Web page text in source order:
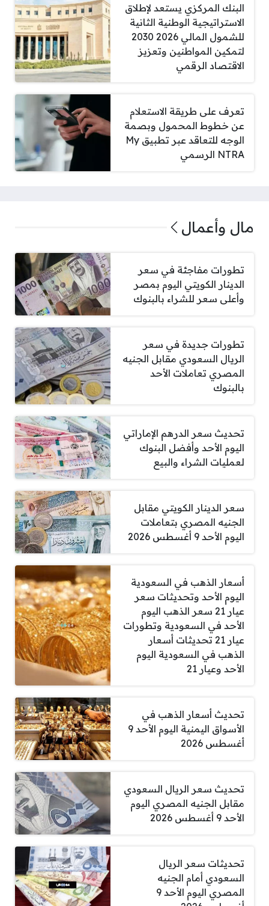
البنك المركزي يستعد لإطلاق
الاستراتيجية الوطنية الثانية
للشمول المالي 2026 2030
لتمكين المواطنين وتعزيز
الاقتصاد الرقمي
تعرف على طريقة الاستعلام
عن خطوط المحمول وبصمة
الوجه للتعاقد عبر تطبيق My
NTRA الرسمي
مال وأعمال
تطورات مفاجئة في سعر
الدينار الكويتي اليوم بمصر
وأعلى سعر للشراء بالبنوك
تطورات جديدة في سعر
الريال السعودي مقابل الجنيه
المصري تعاملات الأحد
بالبنوك
تحديث سعر الدرهم الإماراتي
اليوم الأحد وأفضل البنوك
لعمليات الشراء والبيع
سعر الدينار الكويتي مقابل
الجنيه المصري بتعاملات
اليوم الأحد 9 أغسطس 2026
أسعار الذهب في السعودية
اليوم الأحد وتحديثات سعر
عيار 21 سعر الذهب اليوم
الأحد في السعودية وتطورات
عيار 21 تحديثات أسعار
الذهب في السعودية اليوم
الأحد وعيار 21
تحديث أسعار الذهب في
الأسواق اليمنية اليوم الأحد 9
أغسطس 2026
تحديث سعر الريال السعودي
مقابل الجنيه المصري اليوم
الأحد 9 أغسطس 2026
تحديثات سعر الريال
السعودي أمام الجنيه
المصري اليوم الأحد 9